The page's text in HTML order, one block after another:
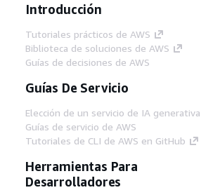
Introducción
Tutoriales prácticos de AWS
Biblioteca de soluciones de AWS
Guías de decisiones de AWS
Guías De Servicio
Elección de un servicio de IA generativa
Guías de servicio de AWS
Tutoriales de CLI de AWS en GitHub
Herramientas Para
Desarrolladores